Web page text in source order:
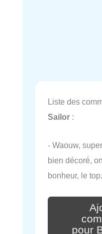
Liste des
Sailor :
- Waouw,
bien décoré,
bonheur, le top.
pour